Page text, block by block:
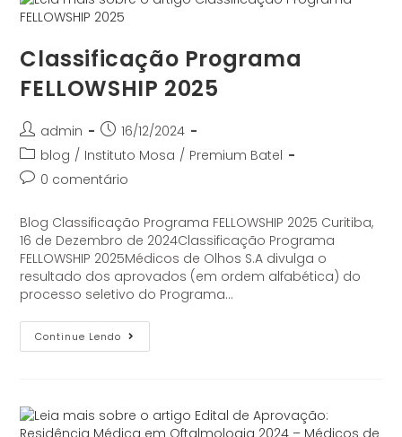
Classificação Programa
FELLOWSHIP 2025
admin
16/12/2024
blog / Instituto Mosa / Premium Batel
0 comentário
Blog Classificação Programa FELLOWSHIP 2025 Curitiba,
16 de Dezembro de 2024Classificação Programa
FELLOWSHIP 2025Médicos de Olhos S.A divulga o
resultado dos aprovados (em ordem alfabética) do
processo seletivo do Programa…
Continue Lendo